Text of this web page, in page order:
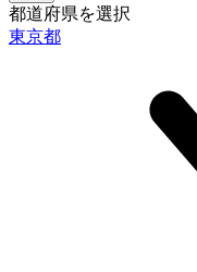
都道府県を選択
東京都